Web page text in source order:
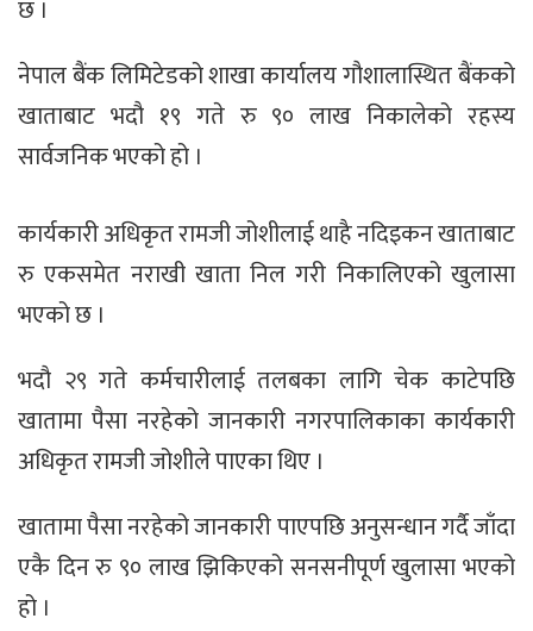
छ ।
नेपाल बैंक लिमिटेडको शाखा कार्यालय गौशालास्थित बैंकको
खाताबाट भदौ १९ गते रु ९० लाख निकालेको रहस्य
सार्वजनिक भएको हो ।
कार्यकारी अधिकृत रामजी जोशीलाई थाहै नदिइकन खाताबाट
रु एकसमेत नराखी खाता निल गरी निकालिएको खुलासा
भएको छ ।
भदौ २९ गते कर्मचारीलाई तलबका लागि चेक काटेपछि
खातामा पैसा नरहेको जानकारी नगरपालिकाका कार्यकारी
अधिकृत रामजी जोशीले पाएका थिए ।
खातामा पैसा नरहेको जानकारी पाएपछि अनुसन्धान गर्दै जाँदा
एकै दिन रु ९० लाख झिकिएको सनसनीपूर्ण खुलासा भएको
हो ।